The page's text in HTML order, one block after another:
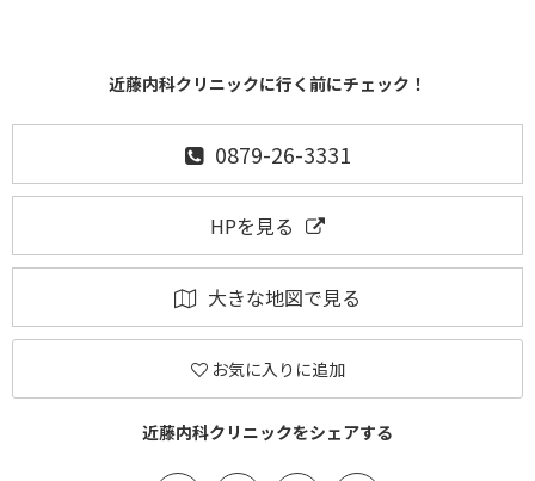
近藤内科クリニックに行く前にチェック！
0879-26-3331
HPを見る
大きな地図で見る
お気に入りに追加
近藤内科クリニックをシェアする